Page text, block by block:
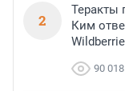
2
Теракты
Ким
90 018